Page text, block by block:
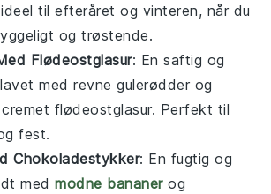
til efteråret og vinteren, når du
og trøstende.
Flødeostglasur: En saftig og
lavet med revne gulerødder og
flødeostglasur. Perfekt til
fest.
Chokoladestykker: En fugtig og
medmodne bananerog